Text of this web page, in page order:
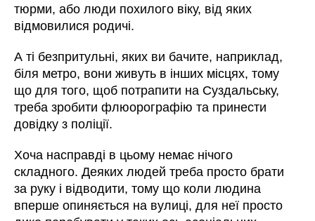
тюрми, або люди похилого віку, від яких
відмовилися родичі.
А ті безпритульні, яких ви бачите, наприклад,
біля метро, вони живуть в інших місцях, тому
що для того, щоб потрапити на Суздальську,
треба зробити флюорографію та принести
довідку з поліції.
Хоча насправді в цьому немає нічого
складного. Деяких людей треба просто брати
за руку і відводити, тому що коли людина
вперше опиняється на вулиці, для неї просто